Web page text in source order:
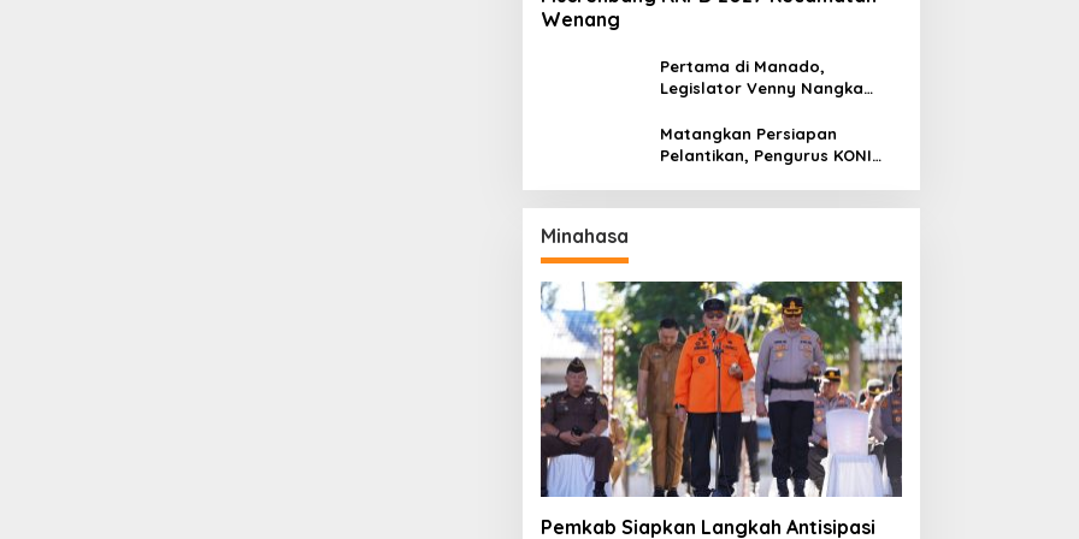
Wenang
Pertama di Manado,
Legislator Venny Nangka
Titiwungen Utara
Matangkan Persiapan
Pelantikan, Pengurus KONI
Minahasa
Pemkab Siapkan Langkah Antisipasi